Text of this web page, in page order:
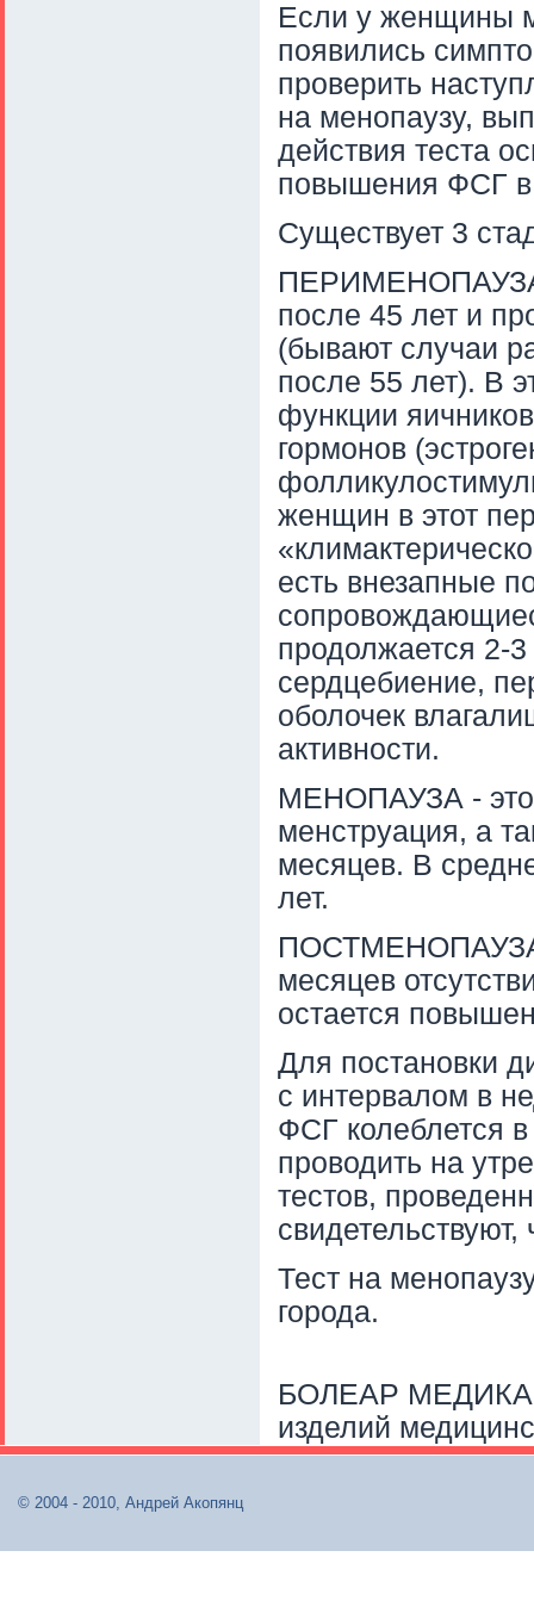
Если у женщины
появились
проверить
на менопаузу,
действия теста
повышения ФСГ в
Существует 3
ПЕРИМЕНОПАУЗА
после 45 лет и
(бывают случаи
после 55 лет). В
функции
гормонов
женщин в этот
есть внезапные
продолжается 2-
сердцебиение,
оболочек
активности.
МЕНОПАУЗА - это
менструация, а
месяцев. В
лет.
ПОСТМЕНОПАУЗА
месяцев
остается
Для постановки
с интервалом в
ФСГ колеблется в
проводить на
тестов,
Тест на
города.
БОЛЕАР МЕДИКА -
изделий
© 2004 - 2010, Андрей Акопянц